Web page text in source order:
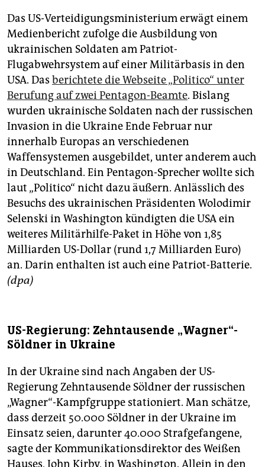
Das US-Verteidigungsministerium erwägt einem
Medienbericht zufolge die Ausbildung von
ukrainischen Soldaten am Patriot-
Flugabwehrsystem auf einer Militärbasis in den
USA. Das berichtete die Webseite „Politico“ unter
Berufung auf zwei Pentagon-Beamte. Bislang
wurden ukrainische Soldaten nach der russischen
Invasion in die Ukraine Ende Februar nur
innerhalb Europas an verschiedenen
Waffensystemen ausgebildet, unter anderem auch
in Deutschland. Ein Pentagon-Sprecher wollte sich
laut „Politico“ nicht dazu äußern. Anlässlich des
Besuchs des ukrainischen Präsidenten Wolodimir
Selenski in Washington kündigten die USA ein
weiteres Militärhilfe-Paket in Höhe von 1,85
Milliarden US-Dollar (rund 1,7 Milliarden Euro)
an. Darin enthalten ist auch eine Patriot-Batterie.
(dpa)
US-Regierung: Zehntausende „Wagner“-
Söldner in Ukraine
In der Ukraine sind nach Angaben der US-
Regierung Zehntausende Söldner der russischen
„Wagner“-Kampfgruppe stationiert. Man schätze,
dass derzeit 50.000 Söldner in der Ukraine im
Einsatz seien, darunter 40.000 Strafgefangene,
sagte der Kommunikationsdirektor des Weißen
Hauses, John Kirby, in Washington. Allein in den